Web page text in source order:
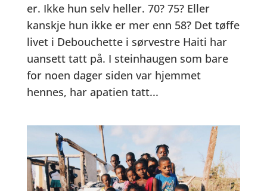
er. Ikke hun selv heller. 70? 75? Eller
kanskje hun ikke er mer enn 58? Det tøffe
livet i Debouchette i sørvestre Haiti har
uansett tatt på. I steinhaugen som bare
for noen dager siden var hjemmet
hennes, har apatien tatt...